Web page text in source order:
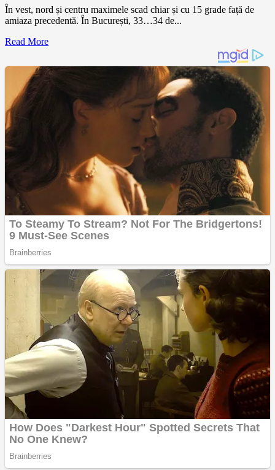
În vest, nord și centru maximele scad chiar și cu 15 grade față de
amiaza precedentă. În București, 33…34 de...
Read More